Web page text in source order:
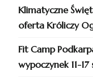
Klimatyczne
oferta Króliczy
Fit Camp
wypoczynek 11-17